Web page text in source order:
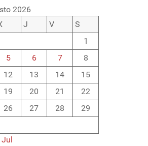
2026
J V
S
1
5 6 7
8
12 13 14
15
19 20 21
22
26 27 28
29